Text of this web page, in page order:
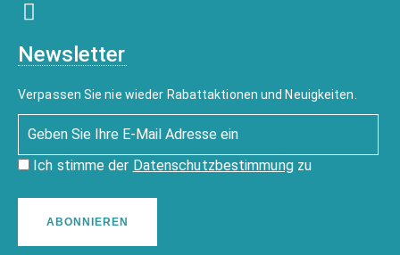
Newsletter
Verpassen Sie nie wieder Rabattaktionen und Neuigkeiten.
Ich stimme der Datenschutzbestimmungzu
ABONNIEREN